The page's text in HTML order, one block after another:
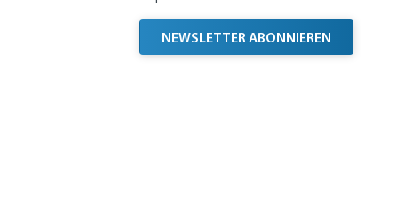
NEWSLETTER ABONNIEREN